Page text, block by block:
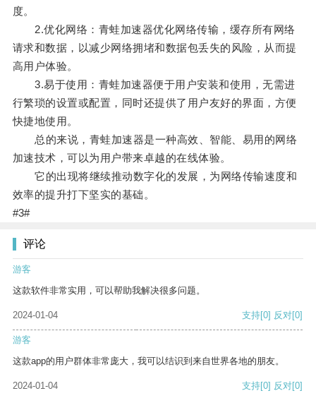
度。
2.优化网络：青蛙加速器优化网络传输，缓存所有网络
请求和数据，以减少网络拥堵和数据包丢失的风险，从而提
高用户体验。
3.易于使用：青蛙加速器便于用户安装和使用，无需进
行繁琐的设置或配置，同时还提供了用户友好的界面，方便
快捷地使用。
总的来说，青蛙加速器是一种高效、智能、易用的网络
加速技术，可以为用户带来卓越的在线体验。
它的出现将继续推动数字化的发展，为网络传输速度和
效率的提升打下坚实的基础。
#3#
评论
游客
这款软件非常实用，可以帮助我解决很多问题。
2024-01-04 支持[0] 反对[0]
游客
这款app的用户群体非常庞大，我可以结识到来自世界各地的朋友。
2024-01-04 支持[0] 反对[0]